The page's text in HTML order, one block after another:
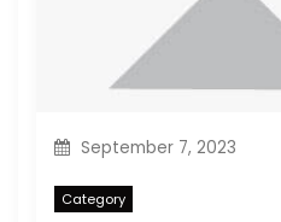
September 7, 2023
Category